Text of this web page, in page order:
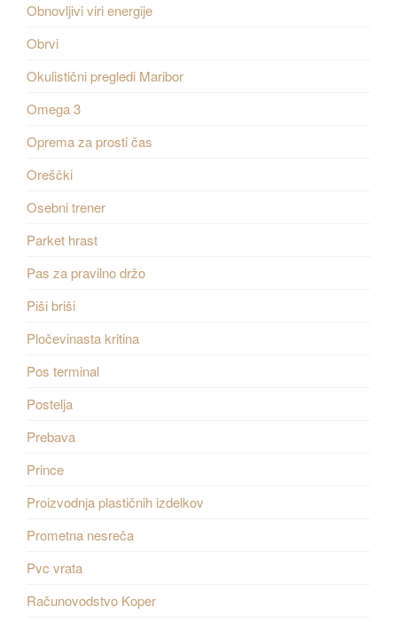
Obnovljivi viri energije
Obrvi
Okulistični pregledi Maribor
Omega 3
Oprema za prosti čas
Oreščki
Osebni trener
Parket hrast
Pas za pravilno držo
Piši briši
Pločevinasta kritina
Pos terminal
Postelja
Prebava
Prince
Proizvodnja plastičnih izdelkov
Prometna nesreča
Pvc vrata
Računovodstvo Koper